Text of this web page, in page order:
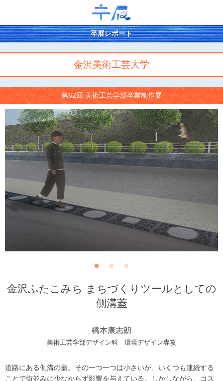
卒展レポート
金沢美術工芸大学
第62回 美術工芸学部卒業制作展
金沢ふたこみち まちづくりツールとしての
側溝蓋
橋本康志朗
美術工芸学部デザイン科 環境デザイン専攻
道路にある側溝の蓋。その一つ一つは小さいが、いくつも連続する
ことで街並みに少なからず影響を与えている。しかしながら、コス